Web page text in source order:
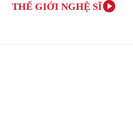
THẾ GIỚI NGHỆ SĨ